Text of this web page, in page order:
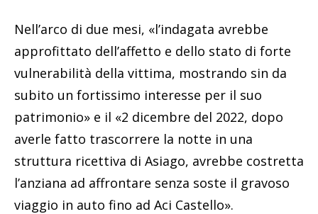
Nell’arco di due mesi, «l’indagata avrebbe
approfittato dell’affetto e dello stato di forte
vulnerabilità della vittima, mostrando sin da
subito un fortissimo interesse per il suo
patrimonio» e il «2 dicembre del 2022, dopo
averle fatto trascorrere la notte in una
struttura ricettiva di Asiago, avrebbe costretta
l’anziana ad affrontare senza soste il gravoso
viaggio in auto fino ad Aci Castello».